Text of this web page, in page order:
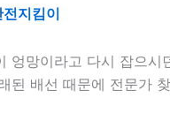
지킴이
엉망이라고 다시 잡으시
된 배선 때문에 전문가